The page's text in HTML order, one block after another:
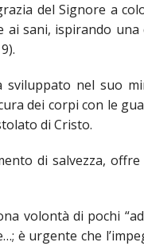
UNIVERSITARIO E AL
del Signore a
ai sani, ispirando una
sviluppato nel suo
dei corpi con le
di Cristo.
di salvezza,
volontà di pochi
è urgente che